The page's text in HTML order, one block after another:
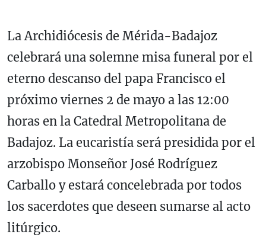
La Archidiócesis de Mérida-Badajoz
celebrará una solemne misa funeral por el
eterno descanso del papa Francisco el
próximo viernes 2 de mayo a las 12:00
horas en la Catedral Metropolitana de
Badajoz. La eucaristía será presidida por el
arzobispo Monseñor José Rodríguez
Carballo y estará concelebrada por todos
los sacerdotes que deseen sumarse al acto
litúrgico.